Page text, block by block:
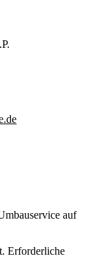
auf
Erforderliche